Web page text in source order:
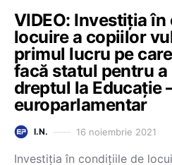
VIDEO: Investiția
locuire a copiilor
primul lucru pe
facă statul pentru a
dreptul la Educație
europarlamentar
I.N. 16 noiembrie 2021
Investiția în condițiile de